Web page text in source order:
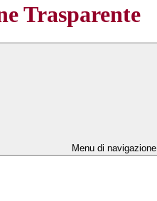
Trasparente
Menu di navigazione